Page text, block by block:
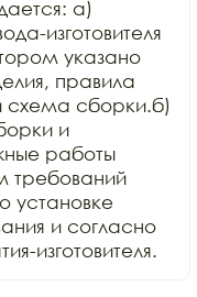
а)
изготовителя
указано
правила
схема сборки.б)
и
работы
требований
установке
и согласно
изготовителя.